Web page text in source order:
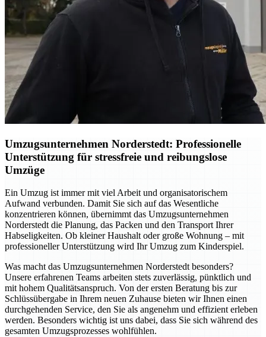
Umzugsunternehmen Norderstedt: Professionelle
Unterstützung für stressfreie und reibungslose
Umzüge
Ein Umzug ist immer mit viel Arbeit und organisatorischem
Aufwand verbunden. Damit Sie sich auf das Wesentliche
konzentrieren können, übernimmt das Umzugsunternehmen
Norderstedt die Planung, das Packen und den Transport Ihrer
Habseligkeiten. Ob kleiner Haushalt oder große Wohnung – mit
professioneller Unterstützung wird Ihr Umzug zum Kinderspiel.
Was macht das Umzugsunternehmen Norderstedt besonders?
Unsere erfahrenen Teams arbeiten stets zuverlässig, pünktlich und
mit hohem Qualitätsanspruch. Von der ersten Beratung bis zur
Schlüssübergabe in Ihrem neuen Zuhause bieten wir Ihnen einen
durchgehenden Service, den Sie als angenehm und effizient erleben
werden. Besonders wichtig ist uns dabei, dass Sie sich während des
gesamten Umzugsprozesses wohlfühlen.